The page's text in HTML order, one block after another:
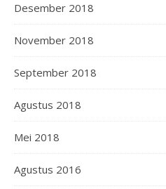
Desember 2018
November 2018
September 2018
Agustus 2018
Mei 2018
Agustus 2016